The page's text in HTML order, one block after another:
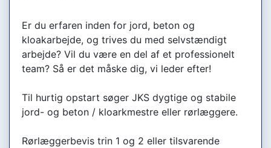
Er du erfaren inden for jord, beton og
kloakarbejde, og trives du med selvstændigt
arbejde? Vil du være en del af et professionelt
team? Så er det måske dig, vi leder efter!
Til hurtig opstart søger JKS dygtige og stabile
jord- og beton / kloarkmestre eller rørlæggere.
Rørlæggerbevis trin 1 og 2 eller tilsvarende